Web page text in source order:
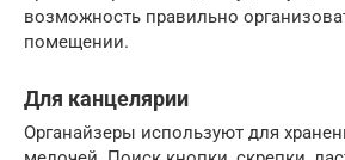
возможность правильно
помещении.
Для канцелярии
Органайзеры используют для